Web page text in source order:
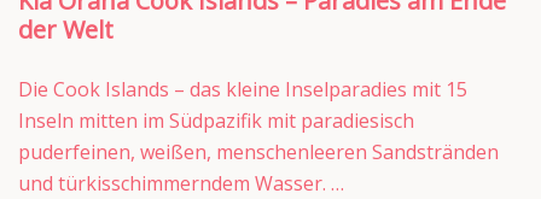
der Welt
Die Cook Islands – das kleine Inselparadies mit 15
Inseln mitten im Südpazifik mit paradiesisch
puderfeinen, weißen, menschenleeren Sandstränden
und türkisschimmerndem Wasser. …